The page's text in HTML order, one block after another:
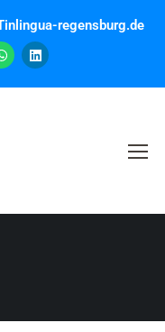
regensburg.de